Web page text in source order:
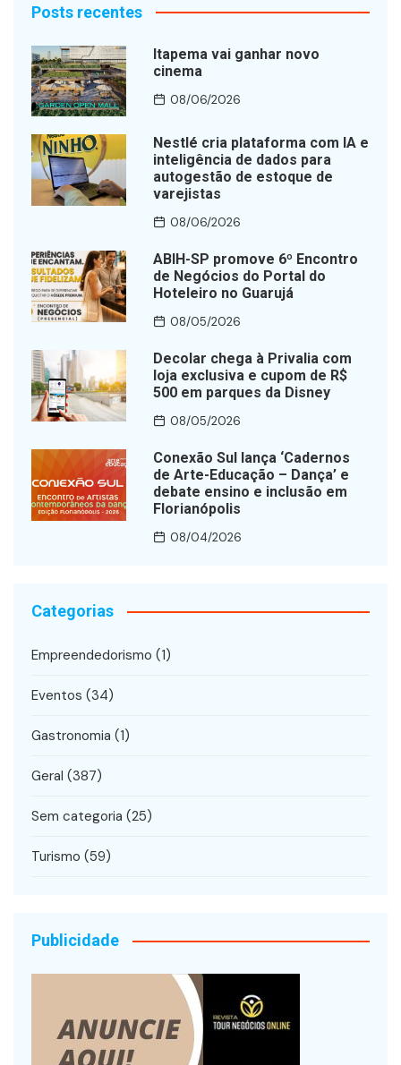
Posts recentes
Itapema vai ganhar novo
cinema
08/06/2026
Nestlé cria plataforma com IA e
inteligência de dados para
autogestão de estoque de
varejistas
08/06/2026
ABIH-SP promove 6º Encontro
de Negócios do Portal do
Hoteleiro no Guarujá
08/05/2026
Decolar chega à Privalia com
loja exclusiva e cupom de R$
500 em parques da Disney
08/05/2026
Conexão Sul lança ‘Cadernos
de Arte-Educação – Dança’ e
debate ensino e inclusão em
Florianópolis
08/04/2026
Categorias
Empreendedorismo (1)
Eventos (34)
Gastronomia (1)
Geral (387)
Sem categoria (25)
Turismo (59)
Publicidade